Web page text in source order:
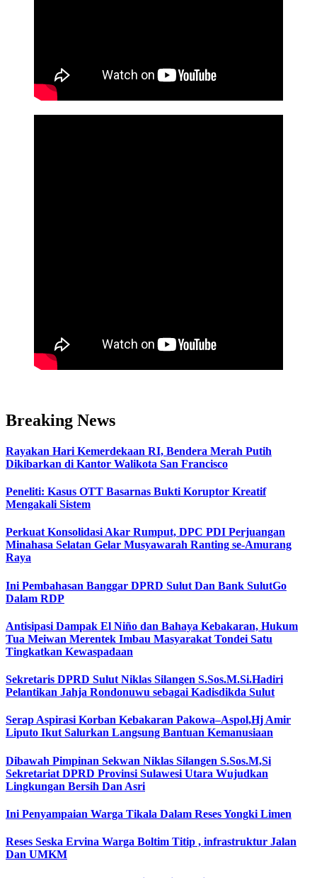
Breaking News
Rayakan Hari Kemerdekaan RI, Bendera Merah Putih
Dikibarkan di Kantor Walikota San Francisco
Peneliti: Kasus OTT Basarnas Bukti Koruptor Kreatif
Mengakali Sistem
Perkuat Konsolidasi Akar Rumput, DPC PDI Perjuangan
Minahasa Selatan Gelar Musyawarah Ranting se-Amurang
Raya
Ini Pembahasan Banggar DPRD Sulut Dan Bank SulutGo
Dalam RDP
Antisipasi Dampak El Niño dan Bahaya Kebakaran, Hukum
Tua Meiwan Merentek Imbau Masyarakat Tondei Satu
Tingkatkan Kewaspadaan
Sekretaris DPRD Sulut Niklas Silangen S.Sos.M.Si.Hadiri
Pelantikan Jahja Rondonuwu sebagai Kadisdikda Sulut
Serap Aspirasi Korban Kebakaran Pakowa–Aspol,Hj Amir
Liputo Ikut Salurkan Langsung Bantuan Kemanusiaan
Dibawah Pimpinan Sekwan Niklas Silangen S.Sos.M,Si
Sekretariat DPRD Provinsi Sulawesi Utara Wujudkan
Lingkungan Bersih Dan Asri
Ini Penyampaian Warga Tikala Dalam Reses Yongki Limen
Reses Seska Ervina Warga Boltim Titip , infrastruktur Jalan
Dan UMKM